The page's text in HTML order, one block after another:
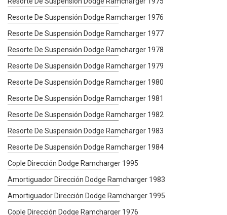
Resorte De Suspensión Dodge Ramcharger 1976
Resorte De Suspensión Dodge Ramcharger 1977
Resorte De Suspensión Dodge Ramcharger 1978
Resorte De Suspensión Dodge Ramcharger 1979
Resorte De Suspensión Dodge Ramcharger 1980
Resorte De Suspensión Dodge Ramcharger 1981
Resorte De Suspensión Dodge Ramcharger 1982
Resorte De Suspensión Dodge Ramcharger 1983
Resorte De Suspensión Dodge Ramcharger 1984
Cople Dirección Dodge Ramcharger 1995
Amortiguador Dirección Dodge Ramcharger 1983
Amortiguador Dirección Dodge Ramcharger 1995
Cople Dirección Dodge Ramcharger 1976